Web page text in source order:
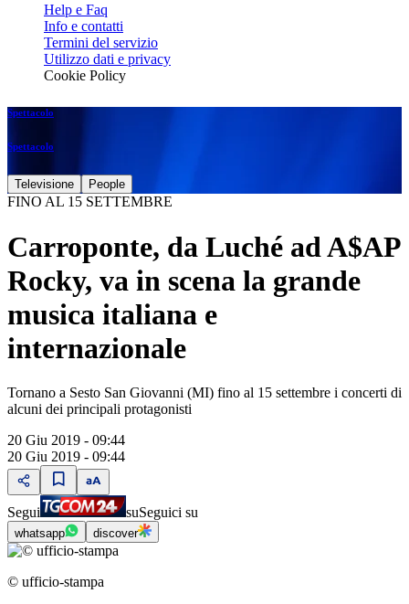
Help e Faq
Info e contatti
Termini del servizio
Utilizzo dati e privacy
Cookie Policy
Spettacolo
Spettacolo
Televisione People
FINO AL 15 SETTEMBRE
Carroponte, da Luché ad A$AP
Rocky, va in scena la grande
musica italiana e
internazionale
Tornano a Sesto San Giovanni (MI) fino al 15 settembre i concerti di
alcuni dei principali protagonisti
20 Giu 2019 - 09:44
20 Giu 2019 - 09:44
Segui suSeguici su
whatsapp discover
© ufficio-stampa